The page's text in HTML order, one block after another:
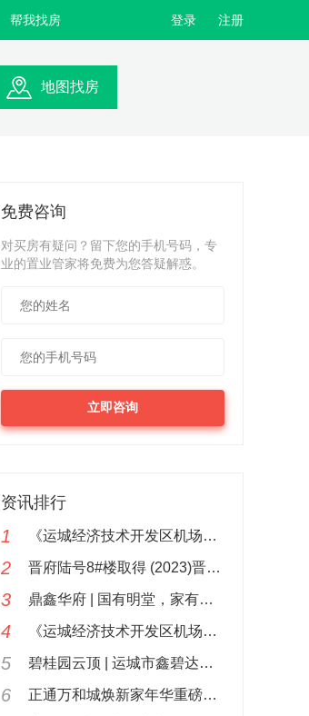
帮我找房 登录 注册
地图找房
免费咨询
对买房有疑问？留下您的手机号码，专
业的置业管家将免费为您答疑解惑。
立即咨询
资讯排行
1 《运城经济技术开发区机场以南片区控制性详细规划修编》简介！
2 晋府陆号8#楼取得 (2023)晋商房预售运字第079号商品房预售许可证！
3 鼎鑫华府 | 国有明堂，家有中堂，家有中堂，金玉满堂！
4 《运城经济技术开发区机场以南片区控制性详细规划修编》简介！
5 碧桂园云顶 | 运城市鑫碧达房地产开发有限公司取得城镇污水排入排水管网许可证！
6 正通万和城焕新家年华重磅上线，4重惊喜大礼钜惠迎新年！